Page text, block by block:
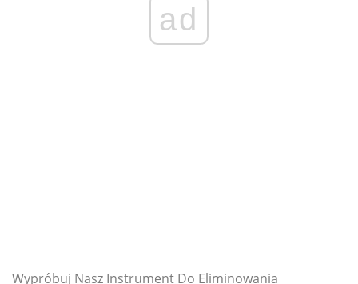
ad
Wypróbuj Nasz Instrument Do Eliminowania